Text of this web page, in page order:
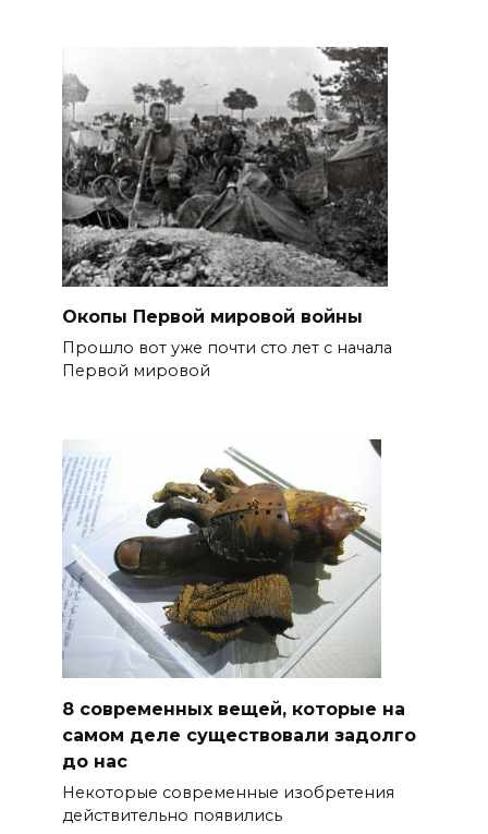
Окопы Первой мировой войны
Прошло вот уже почти сто лет с начала
Первой мировой
8 современных вещей, которые на
самом деле существовали задолго
до нас
Некоторые современные изобретения
действительно появились